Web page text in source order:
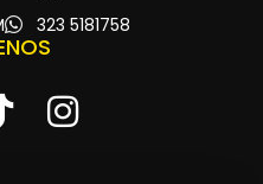
323 5181758